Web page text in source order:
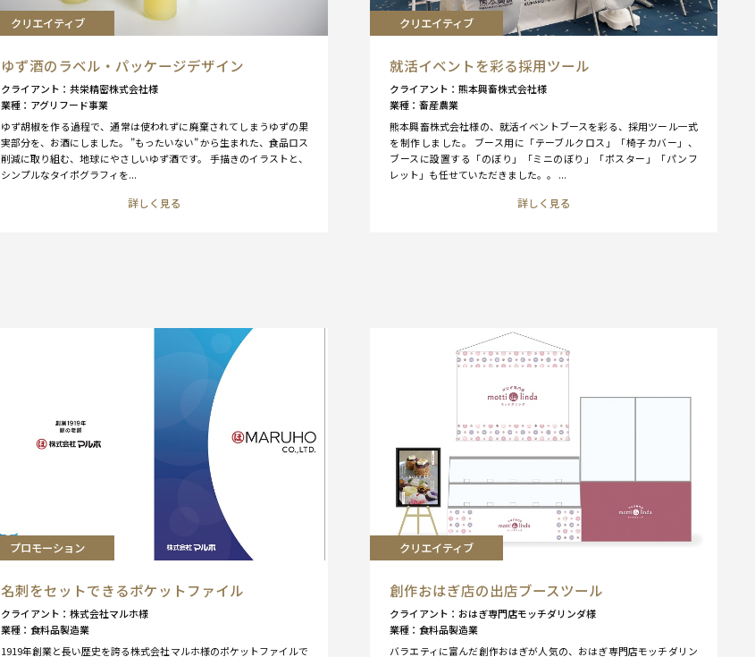
クリエイティブ
ゆず酒のラベル・パッケージデザイン
クライアント
共栄精密株式会社様
業種
アグリフード事業
ゆず胡椒を作る過程で、通常は使われずに廃棄されてしまうゆずの果
実部分を、お酒にしました。 ”もったいない” から生まれた、食品ロス
削減に取り組む、地球にやさしいゆず酒です。 手描きのイラストと、
シンプルなタイポグラフィを...
詳しく見る
クリエイティブ
就活イベントを彩る採用ツール
クライアント
熊本興畜株式会社様
業種
畜産農業
熊本興畜株式会社様の、就活イベントブースを彩る、採用ツール一式
を制作しました。 ブース用に「テーブルクロス」「椅子カバー」、
ブースに設置する「のぼり」「ミニのぼり」「ポスター」「パンフ
レット」も任せていただきました。。 ...
詳しく見る
プロモーション
名刺をセットできるポケットファイル
クライアント
株式会社マルホ様
業種
食料品製造業
1919年創業と長い歴史を誇る株式会社マルホ様のポケットファイルで
クリエイティブ
創作おはぎ店の出店ブースツール
クライアント
おはぎ専門店モッチダリンダ様
業種
食料品製造業
バラエティに富んだ創作おはぎが人気の、おはぎ専門店モッチダリン